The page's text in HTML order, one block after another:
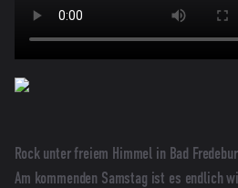
Rock unter freiem Himmel in Bad
Am kommenden Samstag ist es endlich